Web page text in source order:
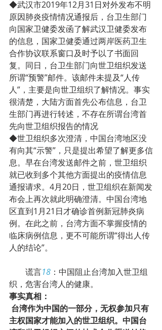
◆武汉市2019年12月31日对外发布不明
原因肺炎疫情情况通报后，台卫生部门
向国家卫健委发函了解武汉卫健委发布
的信息，国家卫健委通过两岸医药卫生
合作协议联系窗口及时予以了书面回
复。同日，台卫生部门向世卫组织发送
所谓“预警”邮件。该邮件未提及“人传
人”，主要是向世卫组织了解情况。事实
很清楚，大陆方面首先公布信息，台卫
生部门再进行转述，不存在所谓台湾首
先向世卫组织报告的情况
◆世卫组织多次澄清，中国台湾地区没
有向其“示警”，只是提出希望了解更多信
息。早在台湾发送邮件之前，世卫组织
就已收到多个其他方面提出的疫情信息
通报请求。4月20日，世卫组织在新闻发
布会上再次就此明确澄清。中国台湾地
区直到1月21日才确诊首例新冠肺炎病
例。在此之前，台湾方面不掌握疫情的
临床病例信息，更不可能所谓“得出人传
人的结论”。
        谎言
18 ：中国阻止台湾加入世卫组
织，危害台湾人的健康。
事实真相：
台湾作为中国的一部分，无权参加只有
主权国家才能加入的世卫组织。中国台